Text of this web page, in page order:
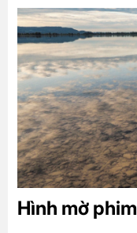
Hình mờ phim